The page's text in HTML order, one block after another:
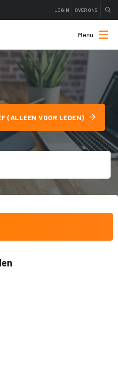
LOGIN OVER ONS
Menu
(ALLEEN VOOR LEDEN)